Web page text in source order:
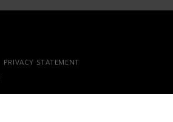
PRIVACY STATEMENT